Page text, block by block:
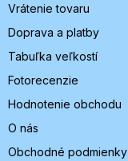
Vrátenie tovaru
Doprava a platby
Tabuľka veľkostí
Fotorecenzie
Hodnotenie obchodu
O nás
Obchodné podmienky